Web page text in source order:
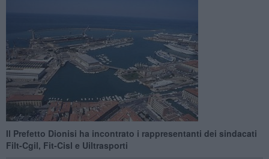
Il Prefetto Dionisi ha incontrato i rappresentanti dei sindacati
Filt-Cgil, Fit-Cisl e Uiltrasporti